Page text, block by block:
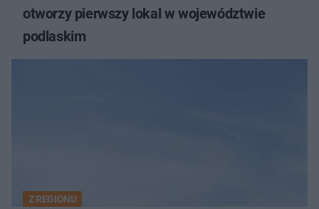
otworzy pierwszy lokal w województwie
podlaskim
Z REGIONU